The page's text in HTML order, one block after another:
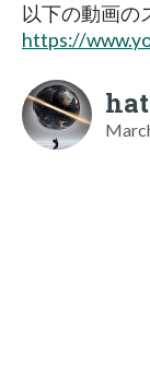
以下の動画の
https://